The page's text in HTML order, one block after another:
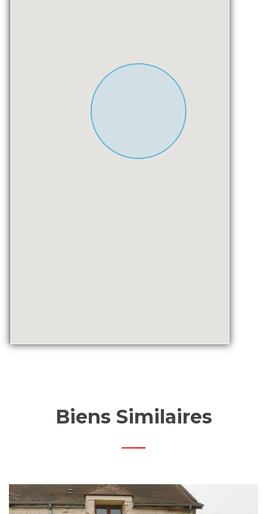
Biens Similaires